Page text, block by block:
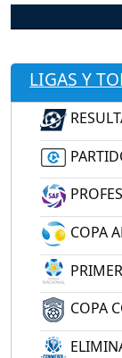
LIGAS Y
COPA
COPA